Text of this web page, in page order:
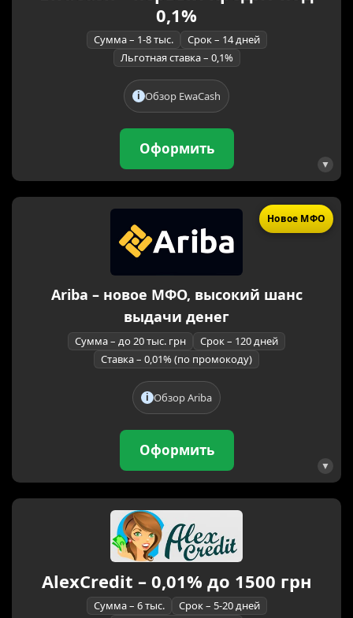
0,1%
Сумма – 1-8 тыс.
Срок – 14 дней
Льготная ставка – 0,1%
Обзор EwaCash
Оформить
Новое МФО
Ariba – новое МФО, высокий шанс
выдачи денег
Сумма – до 20 тыс. грн
Срок – 120 дней
Ставка – 0,01% (по промокоду)
Обзор Ariba
Оформить
AlexCredit – 0,01% до 1500 грн
Сумма – 6 тыс.
Срок – 5-20 дней